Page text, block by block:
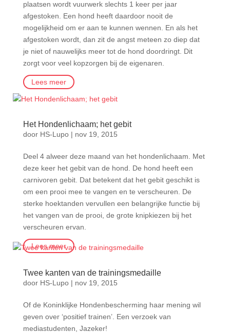
plaatsen wordt vuurwerk slechts 1 keer per jaar
afgestoken. Een hond heeft daardoor nooit de
mogelijkheid om er aan te kunnen wennen. En als het
afgestoken wordt, dan zit de angst meteen zo diep dat
je niet of nauwelijks meer tot de hond doordringt. Dit
zorgt voor veel kopzorgen bij de eigenaren.
Lees meer
Het Hondenlichaam; het gebit
door HS-Lupo| nov 19, 2015
Deel 4 alweer deze maand van het hondenlichaam. Met
deze keer het gebit van de hond. De hond heeft een
carnivoren gebit. Dat betekent dat het gebit geschikt is
om een prooi mee te vangen en te verscheuren. De
sterke hoektanden vervullen een belangrijke functie bij
het vangen van de prooi, de grote knipkiezen bij het
verscheuren ervan.
Lees meer
Twee kanten van de trainingsmedaille
door HS-Lupo| nov 19, 2015
Of de Koninklijke Hondenbescherming haar mening wil
geven over ‘positief trainen’. Een verzoek van
mediastudenten, Jazeker!